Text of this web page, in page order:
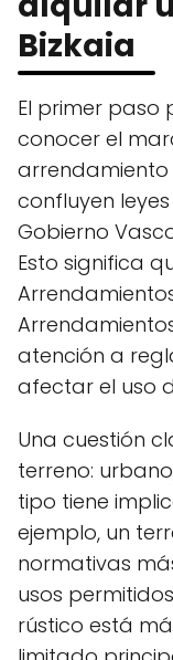
Bizkaia
El primer paso
conocer el
arrendamiento
confluyen
Gobierno
Esto significa
atención a
afectar el uso
Una cuestión
terreno:
tipo tiene
ejemplo, un
normativas
usos
rústico está